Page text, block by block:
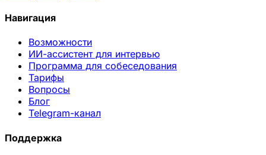
Навигация
Возможности
ИИ-ассистент для интервью
Программа для собеседования
Тарифы
Вопросы
Блог
Telegram-канал
Поддержка